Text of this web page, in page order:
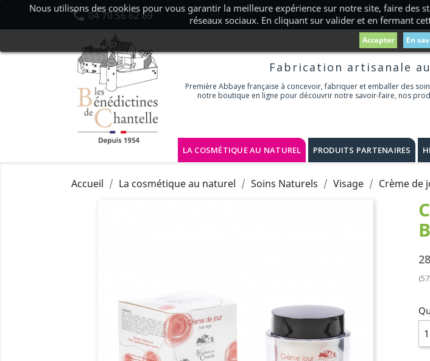
04 70 56 62 69
Fabrication artisanale
Première Abbaye française à concevoir, fabriquer et emballer des
notre boutique en ligne pour découvrir notre savoir-faire, nos
LA COSMÉTIQUE AU NATUREL PRODUITS PARTENAIRES
Nous utilisons des cookies pour vous garantir la meilleure expérience sur notre site, faire des
réseaux sociaux. En cliquant sur valider et en fermant
Accepter En
Accueil La cosmétique au naturel Soins Naturels Visage Crème de